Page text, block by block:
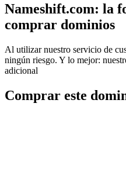
Nameshift.com: la
comprar dominios
Al utilizar nuestro servicio de
ningún riesgo. Y lo mejor:
adicional
Comprar este